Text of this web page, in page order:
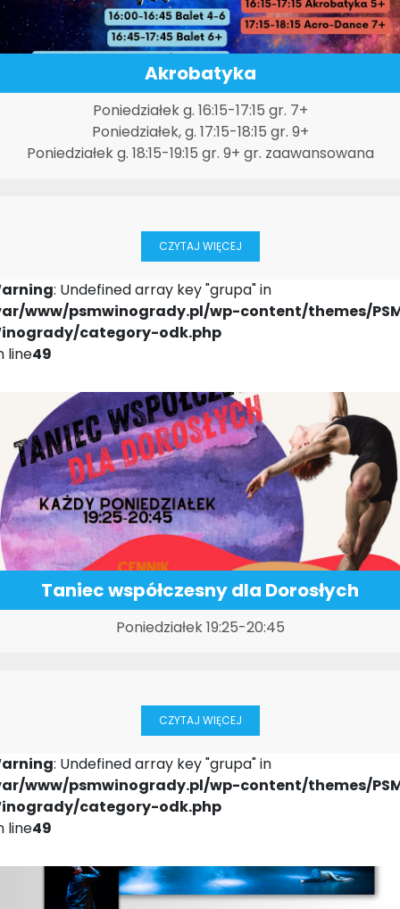
Akrobatyka
Poniedziałek g. 16:15-17:15 gr. 7+
Poniedziałek, g. 17:15-18:15 gr. 9+
Poniedziałek g. 18:15-19:15 gr. 9+ gr. zaawansowana
CZYTAJ WIĘCEJ
: Undefined array key "grupa" in
www/psmwinogrady.pl/wp-content/themes/
category-odk.php
line49
Taniec współczesny dla Dorosłych
Poniedziałek 19:25-20:45
CZYTAJ WIĘCEJ
: Undefined array key "grupa" in
www/psmwinogrady.pl/wp-content/themes/
category-odk.php
line49